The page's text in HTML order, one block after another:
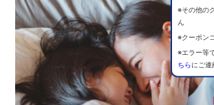
※その他の
ん
※クーポン
※エラー等
ちらにご連